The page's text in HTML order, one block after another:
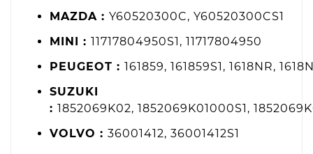
MAZDA : Y60520300C, Y60520300CS1
MINI : 11717804950S1, 11717804950
PEUGEOT : 161859, 161859S1, 1618NR,
SUZUKI
: 1852069K02, 1852069K01000S1,
VOLVO : 36001412, 36001412S1